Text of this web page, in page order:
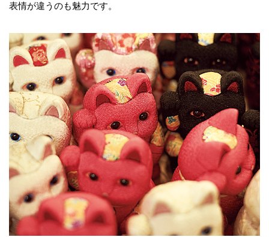
表情が違うのも魅力です。